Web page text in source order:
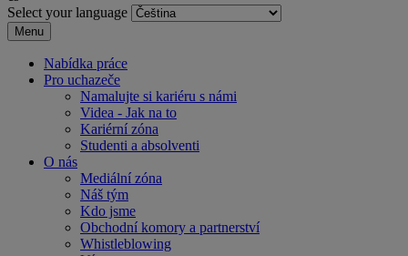
Select your language
Menu
Nabídka práce
Pro uchazeče
Namalujte si kariéru s námi
Videa - Jak na to
Kariérní zóna
Studenti a absolventi
O nás
Mediální zóna
Náš tým
Kdo jsme
Obchodní komory a partnerství
Whistleblowing